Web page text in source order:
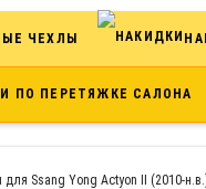
ЧЕХЛЫ
ПО ПЕРЕТЯЖКЕ САЛОНА
Ssang Yong Actyon II (2010-